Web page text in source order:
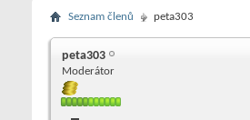
Seznam členů peta303
peta303
Moderátor